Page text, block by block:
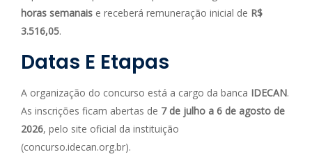
horas semanais e receberá remuneração inicial de R$
3.516,05.
Datas E Etapas
A organização do concurso está a cargo da banca IDECAN.
As inscrições ficam abertas de 7 de julho a 6 de agosto de
2026, pelo site oficial da instituição
(concurso.idecan.org.br).